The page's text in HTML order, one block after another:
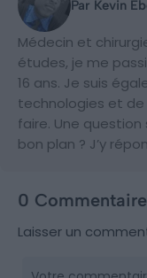
Par Kevin
Médecin et
études, je me
16 ans. Je suis
technologies et
faire. Une
bon plan ? J’y
0
Laisser un